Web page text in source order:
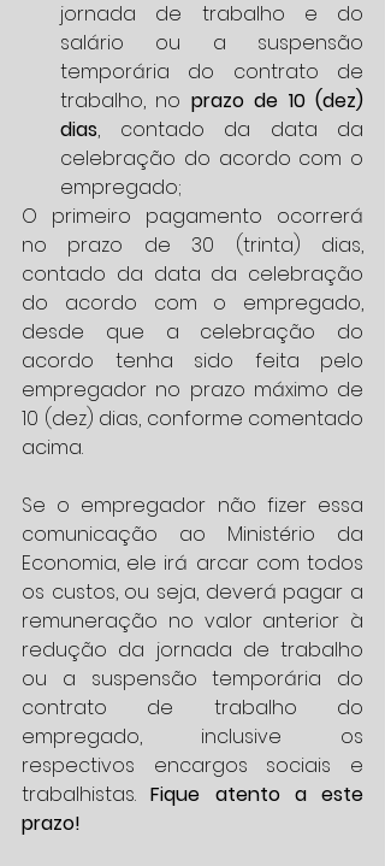
jornada de trabalho e do
salário ou a suspensão
temporária do contrato de
trabalho, no prazo de 10 (dez)
dias, contado da data da
celebração do acordo com o
empregado;
O primeiro pagamento ocorrerá
no prazo de 30 (trinta) dias,
contado da data da celebração
do acordo com o empregado,
desde que a celebração do
acordo tenha sido feita pelo
empregador no prazo máximo de
10 (dez) dias, conforme comentado
acima.
Se o empregador não fizer essa
comunicação ao Ministério da
Economia, ele irá arcar com todos
os custos, ou seja, deverá pagar a
remuneração no valor anterior à
redução da jornada de trabalho
ou a suspensão temporária do
contrato de trabalho do
empregado, inclusive os
respectivos encargos sociais e
trabalhistas. Fique atento a este
prazo!